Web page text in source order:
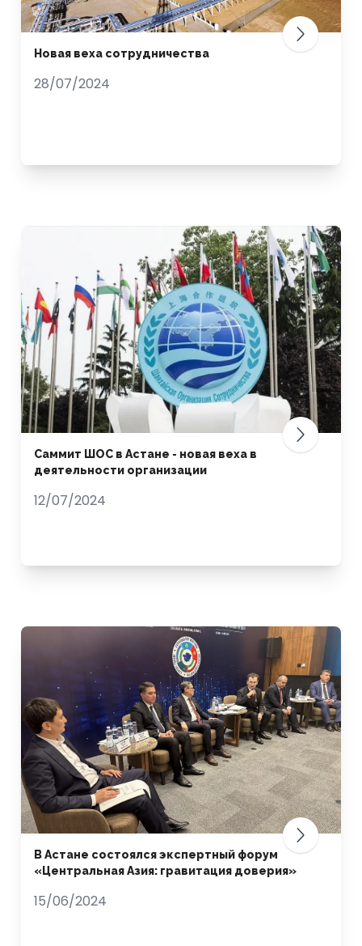
Новая веха сотрудничества
28/07/2024
Саммит ШОС в Астане - новая веха в
деятельности организации
12/07/2024
В Астане состоялся экспертный форум
«Центральная Азия: гравитация доверия»
15/06/2024